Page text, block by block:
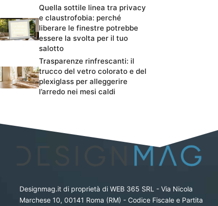
Quella sottile linea tra privacy
e claustrofobia: perché
liberare le finestre potrebbe
essere la svolta per il tuo
salotto
Trasparenze rinfrescanti: il
trucco del vetro colorato e del
plexiglass per alleggerire
l’arredo nei mesi caldi
Designmag.it di proprietà di WEB 365 SRL - Via Nicola
Marchese 10, 00141 Roma (RM) - Codice Fiscale e Partita